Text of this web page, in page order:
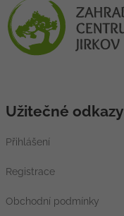
Užitečné odkazy
Přihlášení
Registrace
Obchodní podmínky